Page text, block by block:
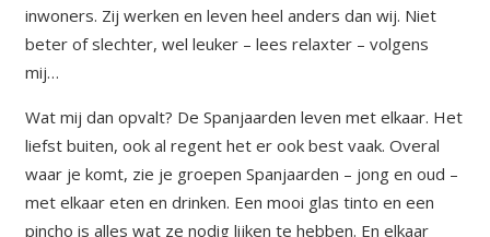
inwoners. Zij werken en leven heel anders dan wij. Niet
beter of slechter, wel leuker – lees relaxter – volgens
mij…
Wat mij dan opvalt? De Spanjaarden leven met elkaar. Het
liefst buiten, ook al regent het er ook best vaak. Overal
waar je komt, zie je groepen Spanjaarden – jong en oud –
met elkaar eten en drinken. Een mooi glas tinto en een
pincho is alles wat ze nodig lijken te hebben. En elkaar